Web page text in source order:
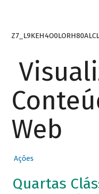
Web
Ações
Quartas